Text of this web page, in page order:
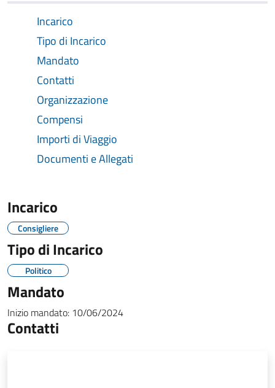
Incarico
Tipo di Incarico
Mandato
Contatti
Organizzazione
Compensi
Importi di Viaggio
Documenti e Allegati
Incarico
Consigliere
Tipo di Incarico
Politico
Mandato
Inizio mandato: 10/06/2024
Contatti